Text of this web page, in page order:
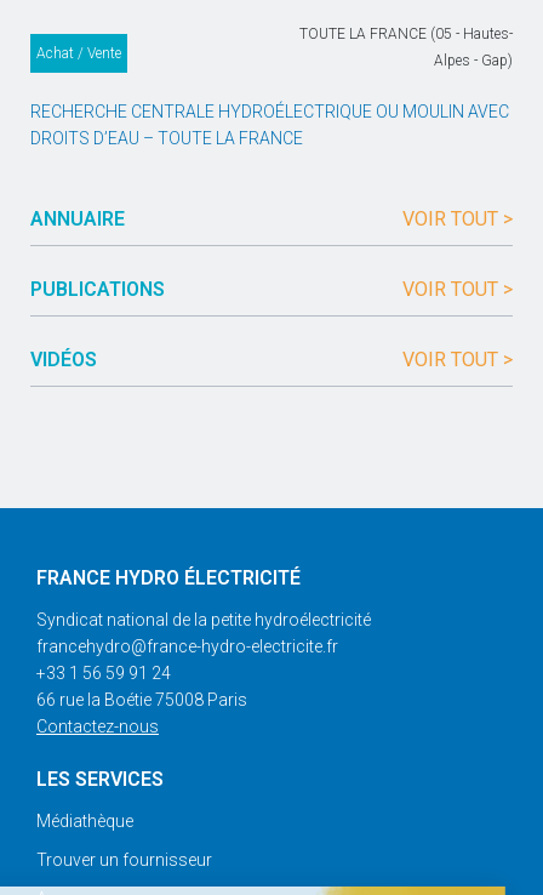
Achat / Vente
TOUTE LA FRANCE (05 - Hautes-
Alpes - Gap)
RECHERCHE CENTRALE HYDROÉLECTRIQUE OU MOULIN AVEC
DROITS D’EAU – TOUTE LA FRANCE
ANNUAIRE VOIR TOUT >
PUBLICATIONS VOIR TOUT >
VIDÉOS VOIR TOUT >
FRANCE HYDRO ÉLECTRICITÉ
Syndicat national de la petite hydroélectricité
francehydro@france-hydro-electricite.fr
+33 1 56 59 91 24
66 rue la Boétie 75008 Paris
Contactez-nous
LES SERVICES
Médiathèque
Trouver un fournisseur